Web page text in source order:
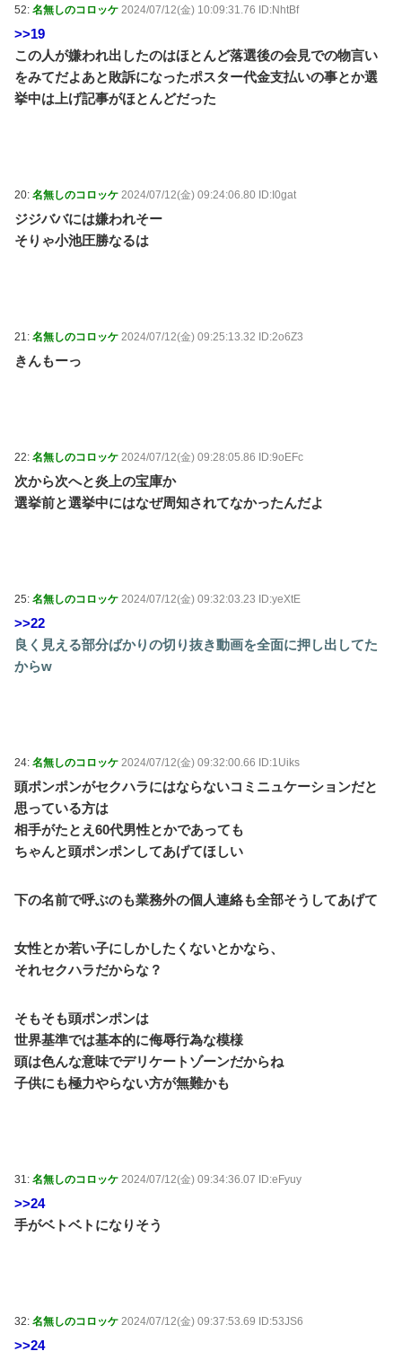
52: 名無しのコロッケ 2024/07/12(金) 10:09:31.76 ID:NhtBf
>>19
この人が嫌われ出したのはほとんど落選後の会見での物言い
をみてだよあと敗訴になったポスター代金支払いの事とか選
挙中は上げ記事がほとんどだった
20: 名無しのコロッケ 2024/07/12(金) 09:24:06.80 ID:I0gat
ジジババには嫌われそー
そりゃ小池圧勝なるは
21: 名無しのコロッケ 2024/07/12(金) 09:25:13.32 ID:2o6Z3
きんもーっ
22: 名無しのコロッケ 2024/07/12(金) 09:28:05.86 ID:9oEFc
次から次へと炎上の宝庫か
選挙前と選挙中にはなぜ周知されてなかったんだよ
25: 名無しのコロッケ 2024/07/12(金) 09:32:03.23 ID:yeXtE
>>22
良く見える部分ばかりの切り抜き動画を全面に押し出してた
からw
24: 名無しのコロッケ 2024/07/12(金) 09:32:00.66 ID:1Uiks
頭ポンポンがセクハラにはならないコミニュケーションだと
思っている方は
相手がたとえ60代男性とかであっても
ちゃんと頭ポンポンしてあげてほしい
下の名前で呼ぶのも業務外の個人連絡も全部そうしてあげて
女性とか若い子にしかしたくないとかなら、
それセクハラだからな？
そもそも頭ポンポンは
世界基準では基本的に侮辱行為な模様
頭は色んな意味でデリケートゾーンだからね
子供にも極力やらない方が無難かも
31: 名無しのコロッケ 2024/07/12(金) 09:34:36.07 ID:eFyuy
>>24
手がベトベトになりそう
32: 名無しのコロッケ 2024/07/12(金) 09:37:53.69 ID:53JS6
>>24